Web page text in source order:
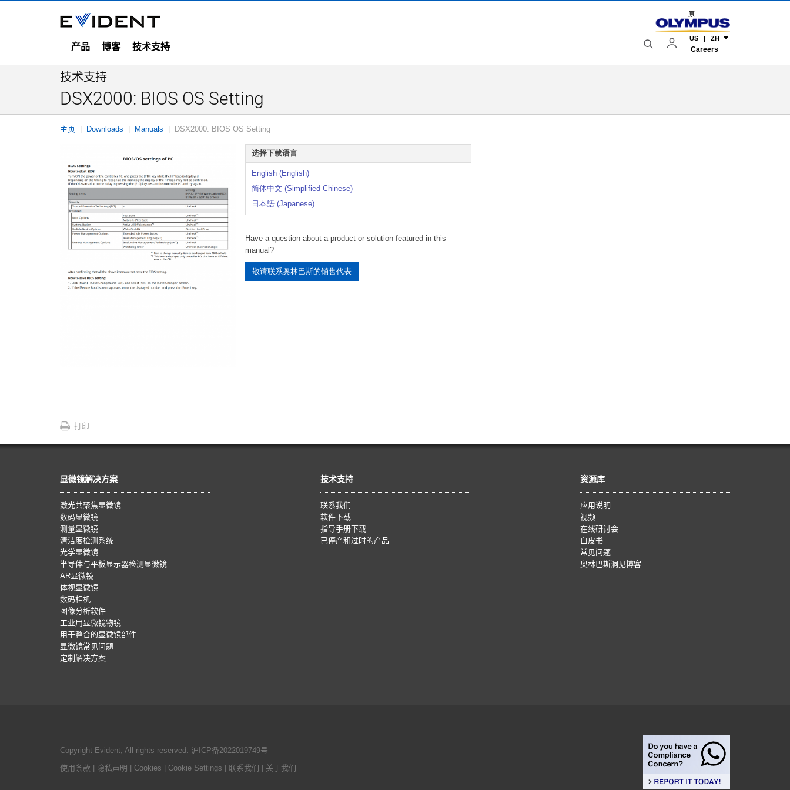
产品 博客 技术支持
原
US | ZH
Careers
技术支持
DSX2000: BIOS OS Setting
主页 Downloads Manuals DSX2000: BIOS OS Setting
选择下载语言
English (English)
简体中文 (Simplified Chinese)
日本語 (Japanese)
Have a question about a product or solution featured in this
manual?
敬请联系奥林巴斯的销售代表
打印
显微镜解决方案
激光共聚焦显微镜
数码显微镜
测量显微镜
清洁度检测系统
光学显微镜
半导体与平板显示器检测显微镜
AR显微镜
体视显微镜
数码相机
图像分析软件
工业用显微镜物镜
用于整合的显微镜部件
显微镜常见问题
定制解决方案
技术支持
联系我们
软件下载
指导手册下载
已停产和过时的产品
资源库
应用说明
视频
在线研讨会
白皮书
常见问题
奥林巴斯洞见博客
Copyright Evident, All rights reserved. 沪ICP备2022019749号
使用条款 | 隐私声明 | Cookies | Cookie Settings | 联系我们 | 关于我们